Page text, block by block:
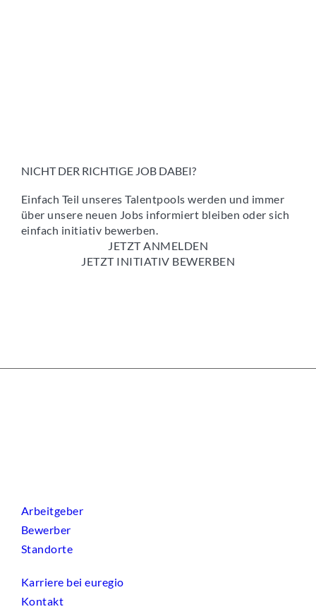
NICHT DER RICHTIGE JOB DABEI?
Einfach Teil unseres Talentpools werden und immer
über unsere neuen Jobs informiert bleiben oder sich
einfach initiativ bewerben.
JETZT ANMELDEN
JETZT INITIATIV BEWERBEN
Arbeitgeber
Bewerber
Standorte
Karriere bei euregio
Kontakt